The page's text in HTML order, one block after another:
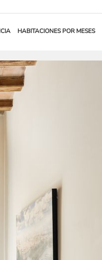
HABITACIONES POR MESES